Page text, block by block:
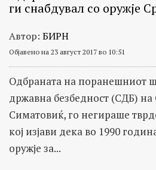
ги снабдувал со оружје
Автор: БИРН
Објавено на 23 август 2017 во 10:51
Одбраната на поранешниот
државна безбедност (СДБ) на
Симатовиќ, го негираше
кој изјави дека во 1990
оружје за...